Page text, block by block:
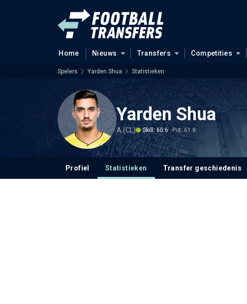
Home Nieuws Transfers Competities
Spelers Yarden Shua Statistieken
Yarden Shua
A (CL) Skill: 60.6 Pot: 61.8
Profiel Statistieken Transfer geschiedenis